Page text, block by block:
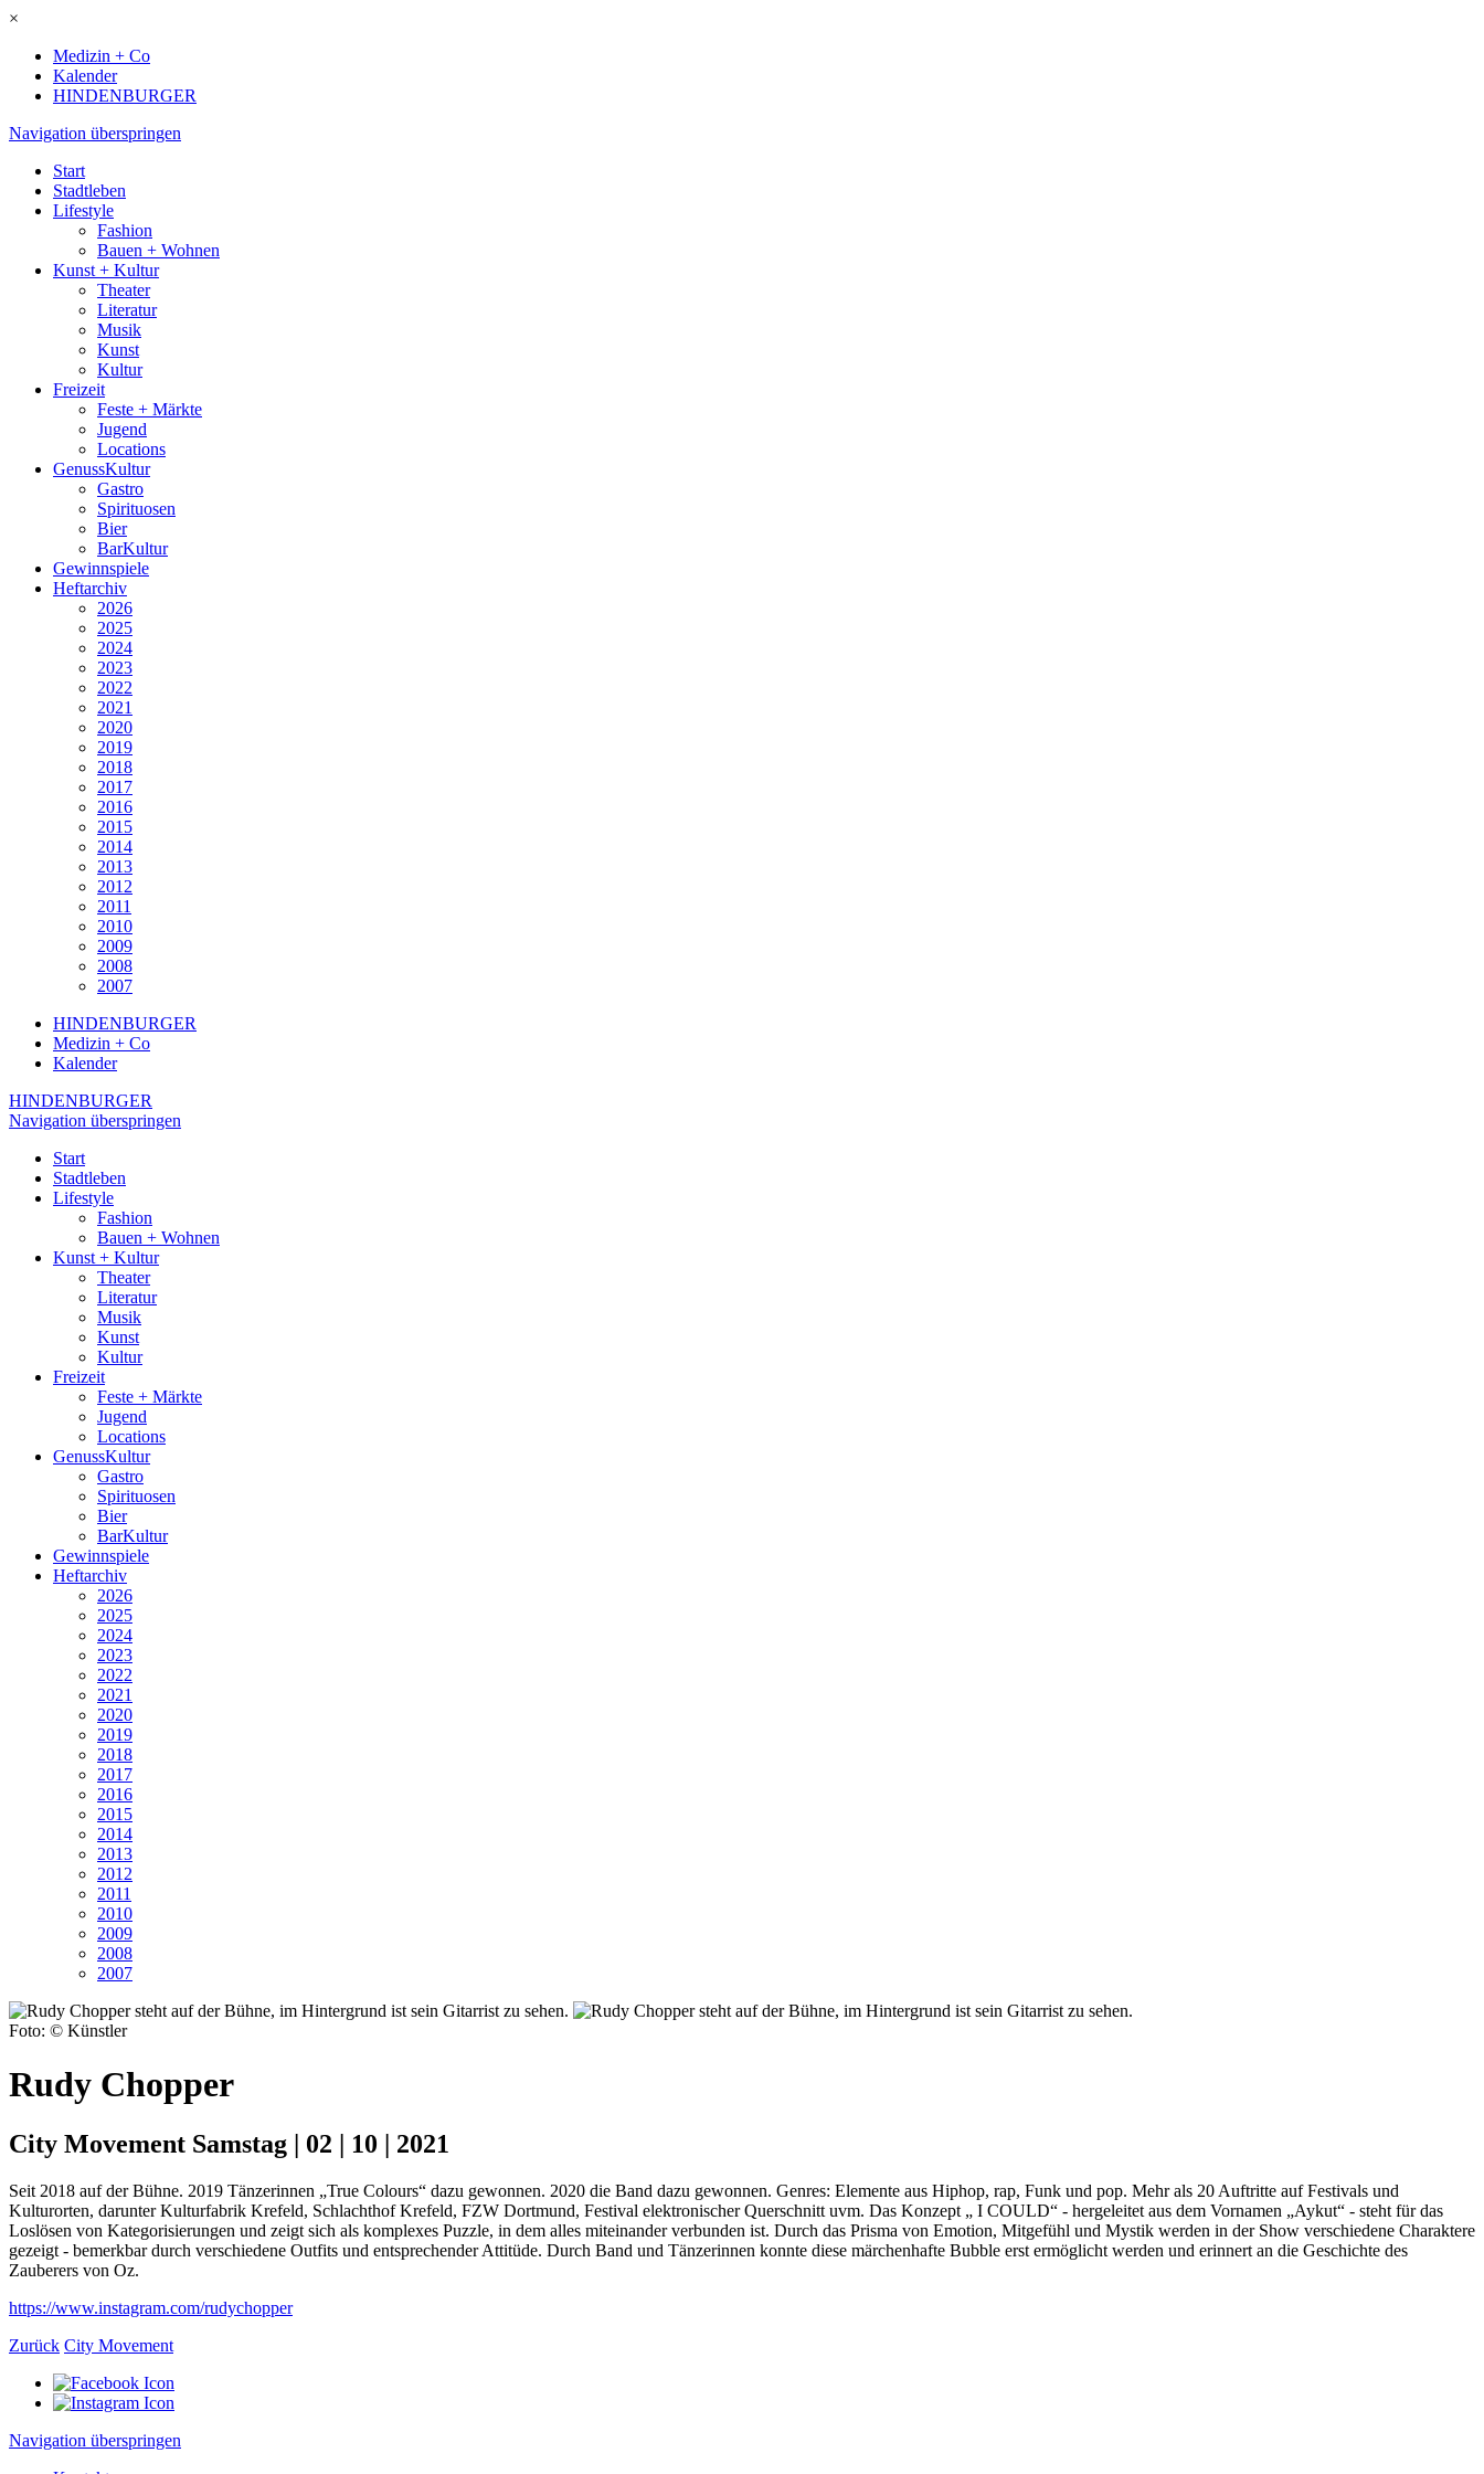
×
Medizin + Co
Kalender
HINDENBURGER
Navigation überspringen
Start
Stadtleben
Lifestyle
Fashion
Bauen + Wohnen
Kunst + Kultur
Theater
Literatur
Musik
Kunst
Kultur
Freizeit
Feste + Märkte
Jugend
Locations
GenussKultur
Gastro
Spirituosen
Bier
BarKultur
Gewinnspiele
Heftarchiv
2026
2025
2024
2023
2022
2021
2020
2019
2018
2017
2016
2015
2014
2013
2012
2011
2010
2009
2008
2007
HINDENBURGER
Medizin + Co
Kalender
HINDENBURGER
Navigation überspringen
Start
Stadtleben
Lifestyle
Fashion
Bauen + Wohnen
Kunst + Kultur
Theater
Literatur
Musik
Kunst
Kultur
Freizeit
Feste + Märkte
Jugend
Locations
GenussKultur
Gastro
Spirituosen
Bier
BarKultur
Gewinnspiele
Heftarchiv
2026
2025
2024
2023
2022
2021
2020
2019
2018
2017
2016
2015
2014
2013
2012
2011
2010
2009
2008
2007
Foto: © Künstler
Rudy Chopper
City Movement Samstag | 02 | 10 | 2021
Seit 2018 auf der Bühne. 2019 Tänzerinnen „True Colours“ dazu gewonnen. 2020 die Band dazu gewonnen. Genres: Elemente aus Hiphop, rap, Funk und pop. Mehr als 20 Auftritte auf Festivals und
Kulturorten, darunter Kulturfabrik Krefeld, Schlachthof Krefeld, FZW Dortmund, Festival elektronischer Querschnitt uvm. Das Konzept „ I COULD“ - hergeleitet aus dem Vornamen „Aykut“ - steht für das
Loslösen von Kategorisierungen und zeigt sich als komplexes Puzzle, in dem alles miteinander verbunden ist. Durch das Prisma von Emotion, Mitgefühl und Mystik werden in der Show verschiedene Charaktere
gezeigt - bemerkbar durch verschiedene Outfits und entsprechender Attitüde. Durch Band und Tänzerinnen konnte diese märchenhafte Bubble erst ermöglicht werden und erinnert an die Geschichte des
Zauberers von Oz.
https://www.instagram.com/rudychopper
Zurück City Movement
Navigation überspringen